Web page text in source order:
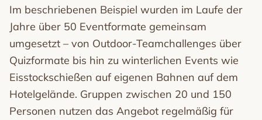
Im beschriebenen Beispiel wurden im Laufe der
Jahre über 50 Eventformate gemeinsam
umgesetzt – von Outdoor-Teamchallenges über
Quizformate bis hin zu winterlichen Events wie
Eisstockschießen auf eigenen Bahnen auf dem
Hotelgelände. Gruppen zwischen 20 und 150
Personen nutzen das Angebot regelmäßig für